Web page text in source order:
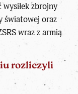
zbrojny
światowej oraz
wraz z armią
rozliczyli